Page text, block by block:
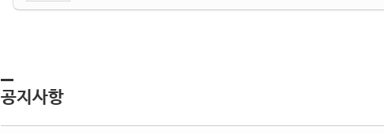
공지사항